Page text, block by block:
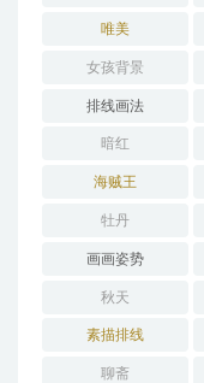
唯美
女孩背景
排线画法
暗红
海贼王
牡丹
画画姿势
秋天
素描排线
聊斋